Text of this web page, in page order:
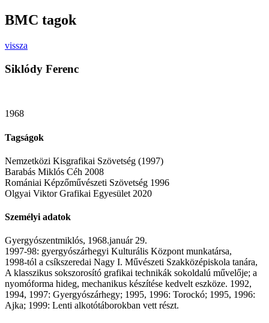
BMC tagok
vissza
Siklódy Ferenc
1968
Tagságok
Nemzetközi Kisgrafikai Szövetség (1997)
Barabás Miklós Céh 2008
Romániai Képzőművészeti Szövetség 1996
Olgyai Viktor Grafikai Egyesület 2020
Személyi adatok
Gyergyószentmiklós, 1968.január 29.
1997-98: gyergyószárhegyi Kulturális Központ munkatársa,
1998-tól a csíkszeredai Nagy I. Művészeti Szakközépiskola tanára,
A klasszikus sokszorosító grafikai technikák sokoldalú művelője; a
nyomóforma hideg, mechanikus készítése kedvelt eszköze. 1992,
1994, 1997: Gyergyószárhegy; 1995, 1996: Torockó; 1995, 1996:
Ajka; 1999: Lenti alkotótáborokban vett részt.